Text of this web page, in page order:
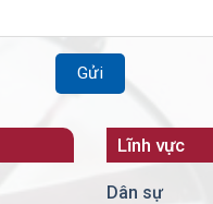
Lĩnh vực
Dân sự